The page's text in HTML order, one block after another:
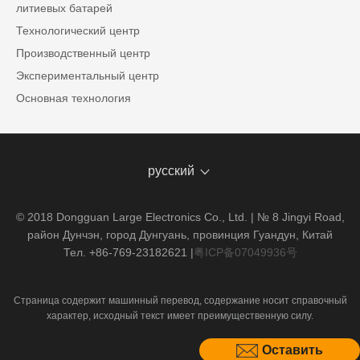
Оставить
литиевых батарей
Технологический центр
Производственный центр
Экспериментальный центр
Основная технология
русский
© 2018 Dongguan Large Electronics Co., Ltd. | № 8 Jingyi Road,
район Дунчэн, город Дунгуань, провинция Гуандун, Китай
Тел. +86-769-23182621 |粤ICP备07049936号
Страница содержит машинный перевод, содержание носит справочный
характер, исходный текст имеет преимущественную силу.